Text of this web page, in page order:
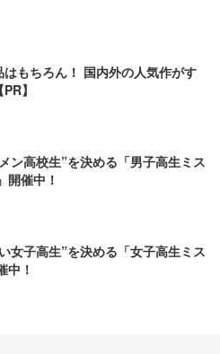
もちろん！ 国内外の人気作がす
】
ン高校生”を決める「男子高生ミス
開催中！
女子高生”を決める「女子高生ミス
中！